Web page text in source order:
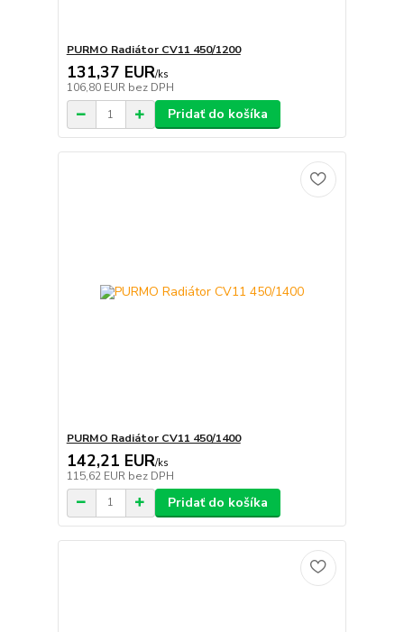
PURMO Radiátor CV11 450/1200
131,37 EUR/ks
106,80 EUR bez DPH
Pridať do košíka
PURMO Radiátor CV11 450/1400
142,21 EUR/ks
115,62 EUR bez DPH
Pridať do košíka